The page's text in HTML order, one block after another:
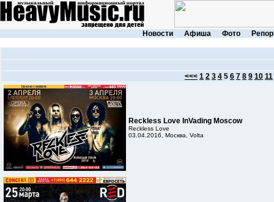
Новости Афиша Фото
<<< 1 2 3 4 5 6 7 8 9 10 11
Reckless Love InVading Moscow
Reckless Love
03.04.2016, Москва, Volta